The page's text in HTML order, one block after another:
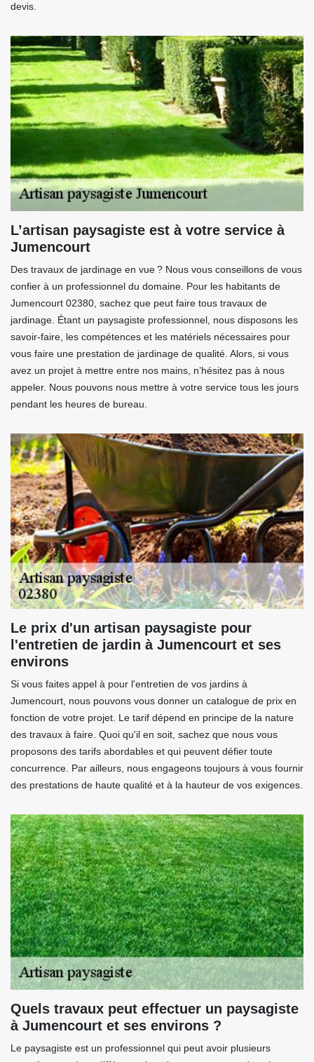
devis.
L’artisan paysagiste est à votre service à
Jumencourt
Des travaux de jardinage en vue ? Nous vous conseillons de vous
confier à un professionnel du domaine. Pour les habitants de
Jumencourt 02380, sachez que peut faire tous travaux de
jardinage. Étant un paysagiste professionnel, nous disposons les
savoir-faire, les compétences et les matériels nécessaires pour
vous faire une prestation de jardinage de qualité. Alors, si vous
avez un projet à mettre entre nos mains, n’hésitez pas à nous
appeler. Nous pouvons nous mettre à votre service tous les jours
pendant les heures de bureau.
Le prix d'un artisan paysagiste pour
l'entretien de jardin à Jumencourt et ses
environs
Si vous faites appel à pour l'entretien de vos jardins à
Jumencourt, nous pouvons vous donner un catalogue de prix en
fonction de votre projet. Le tarif dépend en principe de la nature
des travaux à faire. Quoi qu'il en soit, sachez que nous vous
proposons des tarifs abordables et qui peuvent défier toute
concurrence. Par ailleurs, nous engageons toujours à vous fournir
des prestations de haute qualité et à la hauteur de vos exigences.
Quels travaux peut effectuer un paysagiste
à Jumencourt et ses environs ?
Le paysagiste est un professionnel qui peut avoir plusieurs